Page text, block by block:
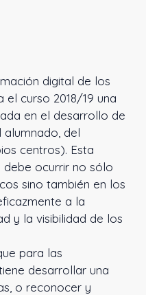
digital de los
el curso 2018/19 una
en el desarrollo de
del
centros). Esta
debe ocurrir no sólo
sino también en los
a la
y la visibilidad de los
para las
desarrollar una
o reconocer y